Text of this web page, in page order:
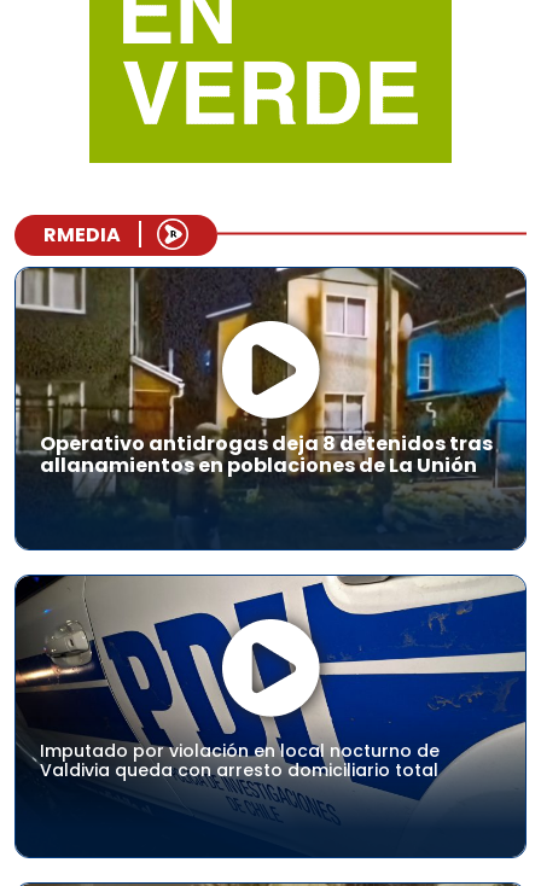
RMEDIA
Operativo antidrogas deja 8 detenidos tras
allanamientos en poblaciones de La Unión
Imputado por violación en local nocturno de
Valdivia queda con arresto domiciliario total